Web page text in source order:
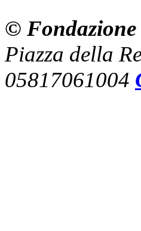
© Fondazione
Piazza della
05817061004